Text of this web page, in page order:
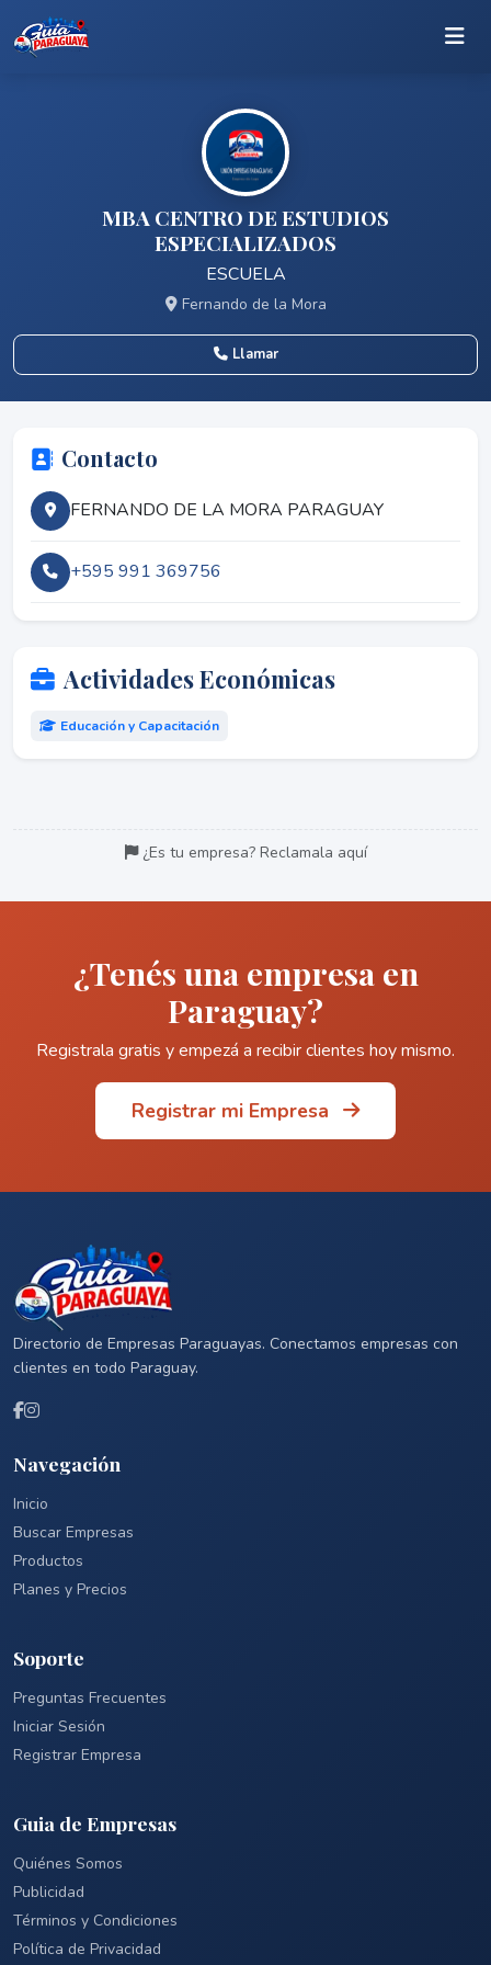
MBA CENTRO DE ESTUDIOS
ESPECIALIZADOS
ESCUELA
Fernando de la Mora
Llamar
Contacto
FERNANDO DE LA MORA PARAGUAY
+595 991 369756
Actividades Económicas
Educación y Capacitación
¿Es tu empresa? Reclamala aquí
¿Tenés una empresa en
Paraguay?
Registrala gratis y empezá a recibir clientes hoy mismo.
Registrar mi Empresa
Directorio de Empresas Paraguayas. Conectamos empresas con
clientes en todo Paraguay.
Navegación
Inicio
Buscar Empresas
Productos
Planes y Precios
Soporte
Preguntas Frecuentes
Iniciar Sesión
Registrar Empresa
Guia de Empresas
Quiénes Somos
Publicidad
Términos y Condiciones
Política de Privacidad